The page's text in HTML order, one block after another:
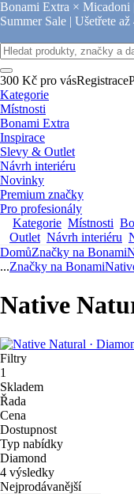
Bonami Extra × Micadoni |
Summer Sale | Ušetřete
300 Kč pro vásRegistrace
Kategorie
Místnosti
Bonami Extra
Inspirace
Slevy & Outlet
Návrh interiéru
Novinky
Premium značky
Pro profesionály
Kategorie Místnosti
Outlet Návrh interiéru
DomůZnačky na Bonami
...Značky na Bonami
Native
Filtry
1
Skladem
Řada
Cena
Dostupnost
Typ nabídky
Diamond
4 výsledky
Nejprodávanější